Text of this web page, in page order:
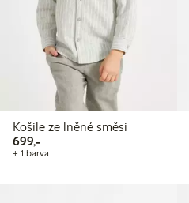
Košile ze lněné směsi
699,-699,00 Kč
+ 1 barva